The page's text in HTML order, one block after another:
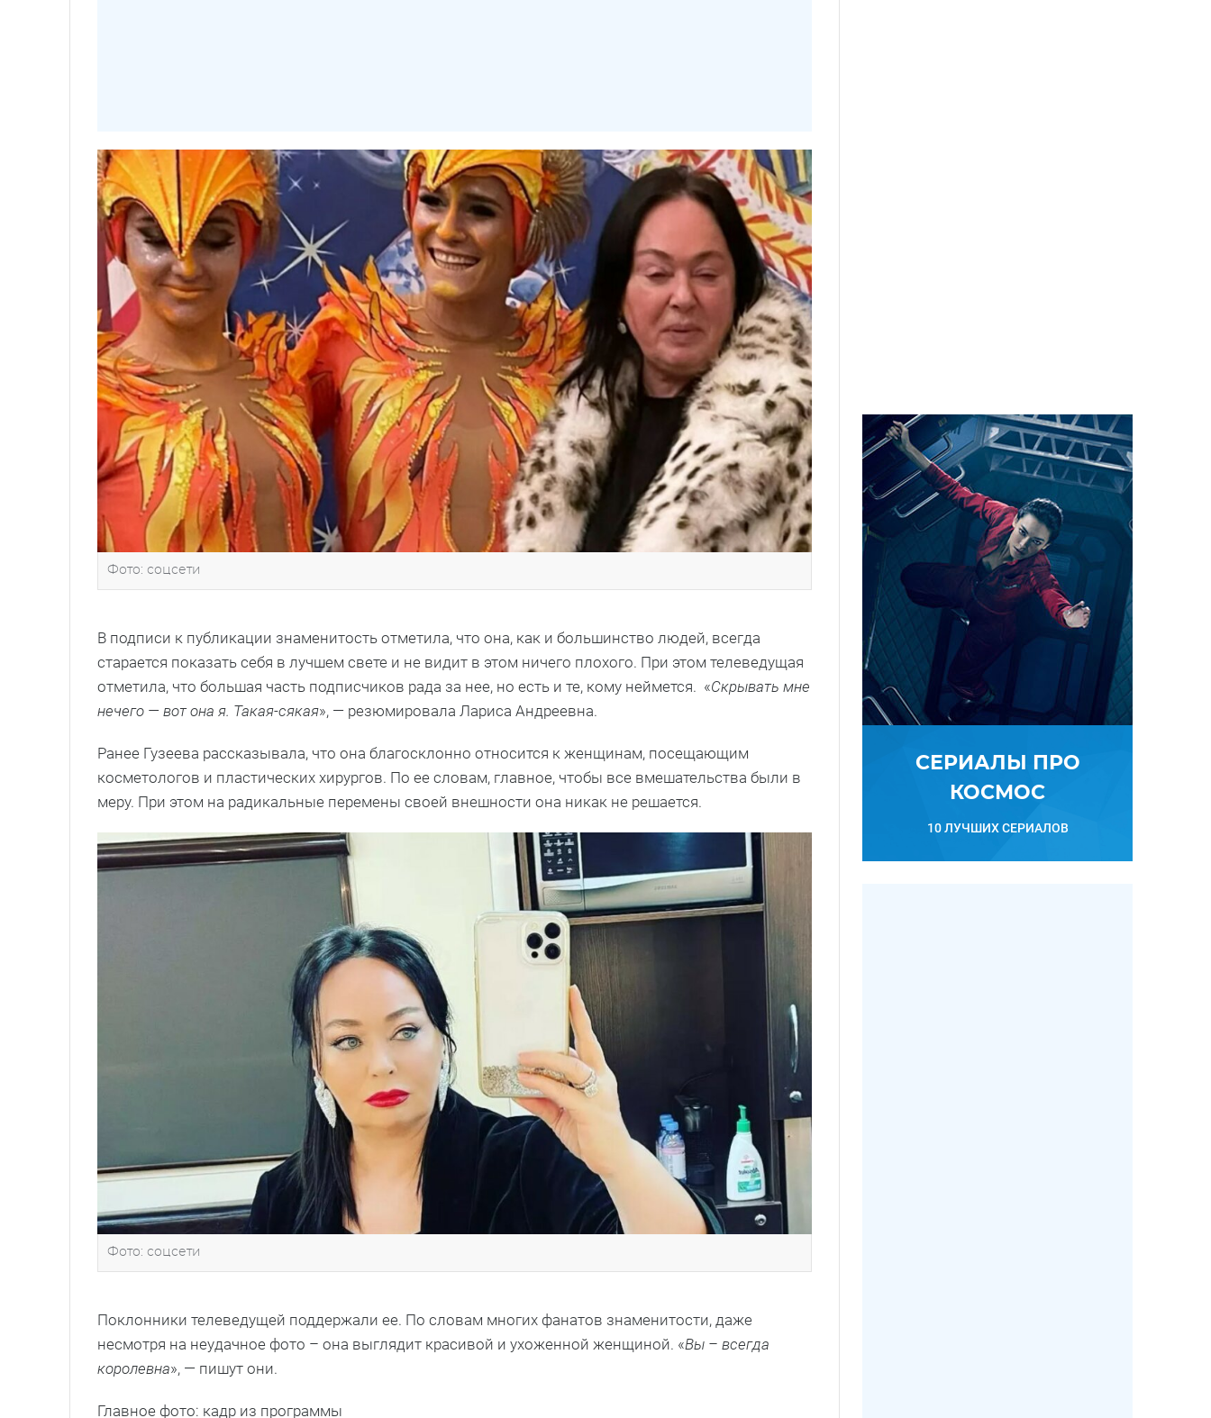
Фото: соцсети
В подписи к публикации знаменитость отметила, что она, как и большинство людей, всегда
старается показать себя в лучшем свете и не видит в этом ничего плохого. При этом телеведущая
отметила, что большая часть подписчиков рада за нее, но есть и те, кому неймется. «Скрывать мне
нечего — вот она я. Такая-сякая», — резюмировала Лариса Андреевна.
Ранее Гузеева рассказывала, что она благосклонно относится к женщинам, посещающим
косметологов и пластических хирургов. По ее словам, главное, чтобы все вмешательства были в
меру. При этом на радикальные перемены своей внешности она никак не решается.
Фото: соцсети
Поклонники телеведущей поддержали ее. По словам многих фанатов знаменитости, даже
несмотря на неудачное фото – она выглядит красивой и ухоженной женщиной. «Вы – всегда
королевна», — пишут они.
Главное фото: кадр из программы
СЕРИАЛЫ ПРО
КОСМОС
10 ЛУЧШИХ СЕРИАЛОВ